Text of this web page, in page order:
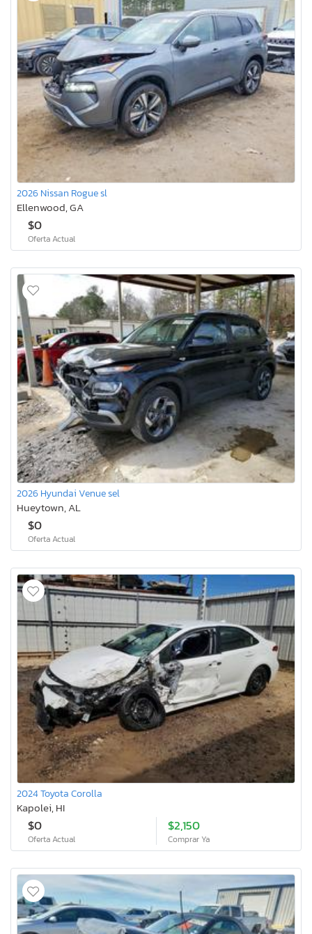
2026 Nissan Rogue sl
Ellenwood, GA
$0
Oferta Actual
2026 Hyundai Venue sel
Hueytown, AL
$0
Oferta Actual
2024 Toyota Corolla
Kapolei, HI
$0
Oferta Actual
$2,150
Comprar Ya